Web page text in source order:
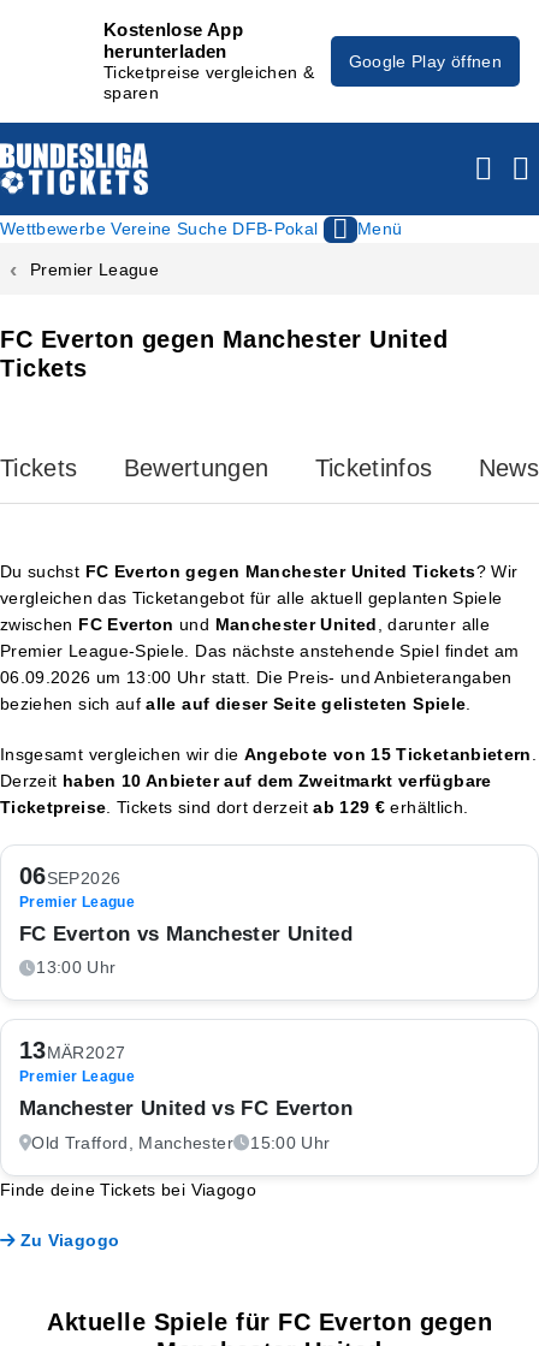
Kostenlose App
herunterladen
Ticketpreise vergleichen &
sparen
Google Play öffnen
Wettbewerbe Vereine Suche DFB-Pokal Menü
FC Everton gegen Manchester United
Tickets
Premier League
Tickets Bewertungen Ticketinfos News
Du suchst FC Everton gegen Manchester United Tickets? Wir
vergleichen das Ticketangebot für alle aktuell geplanten Spiele
zwischen FC Everton und Manchester United, darunter alle
Premier League-Spiele. Das nächste anstehende Spiel findet am
06.09.2026 um 13:00 Uhr statt. Die Preis- und Anbieterangaben
beziehen sich aufalle auf dieser Seite gelisteten Spiele.
Insgesamt vergleichen wir die Angebote von 15 Ticketanbietern.
Derzeit haben 10 Anbieter auf dem Zweitmarkt verfügbare
Ticketpreise. Tickets sind dort derzeitab 129 € erhältlich.
06SEP2026
Premier League
FC Everton vs Manchester United
13:00 Uhr
13 MÄR2027
Premier League
Manchester United vs FC Everton
Old Trafford, Manchester 15:00 Uhr
Finde deine Tickets bei Viagogo
Zu Viagogo
Aktuelle Spiele für FC Everton gegen